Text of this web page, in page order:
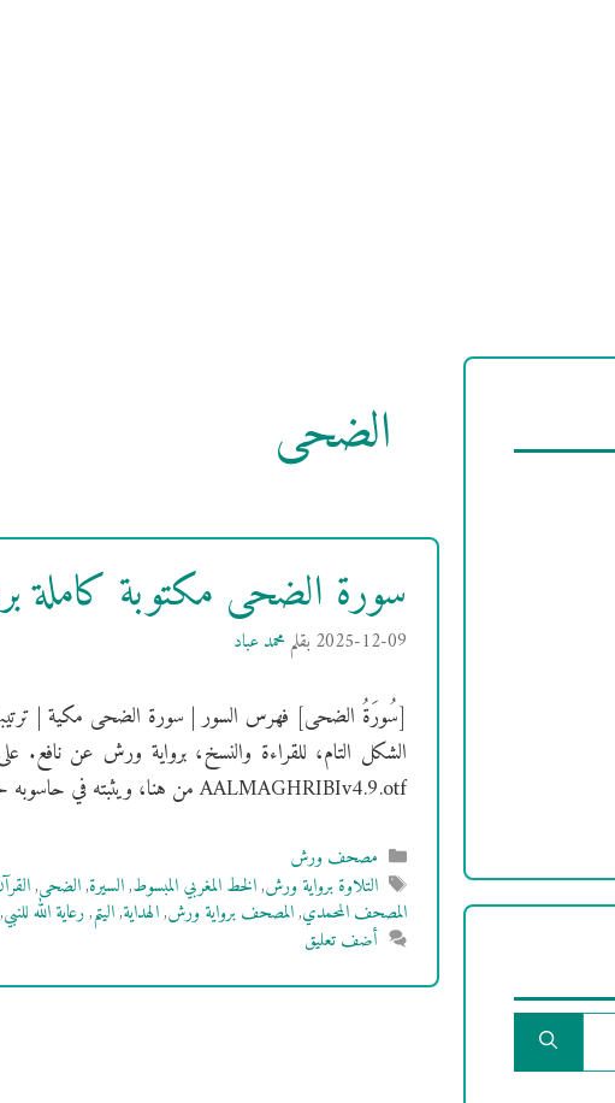
الضحى
سورة الضحى مكتوبة كاملة
2025-12-09 بقلممحمد عباد
الشكل التام، للقراءة والنسخ، برواية ورش عن
AALMAGHRIBIv4.9.otf من هنا، ويثبته في حاسوبه حتى تظهر الآيات بالشكل …
التصنيفات
مصحف ورش
الوسوم
التلاوة برواية ورش,الخط المغربي المبسوط,السيرة,الضحى,
المصحف المحمدي,المصحف برواية ورش,الهداية,اليتم,رعاية الله للنبي,
أضف تعليق